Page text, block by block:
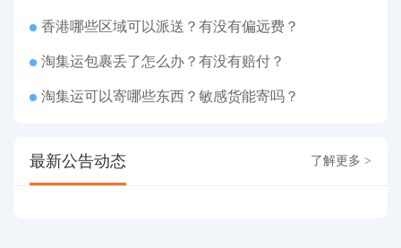
香港哪些区域可以派送？有没有偏远费？
淘集运包裹丢了怎么办？有没有赔付？
淘集运可以寄哪些东西？敏感货能寄吗？
最新公告动态 了解更多 >